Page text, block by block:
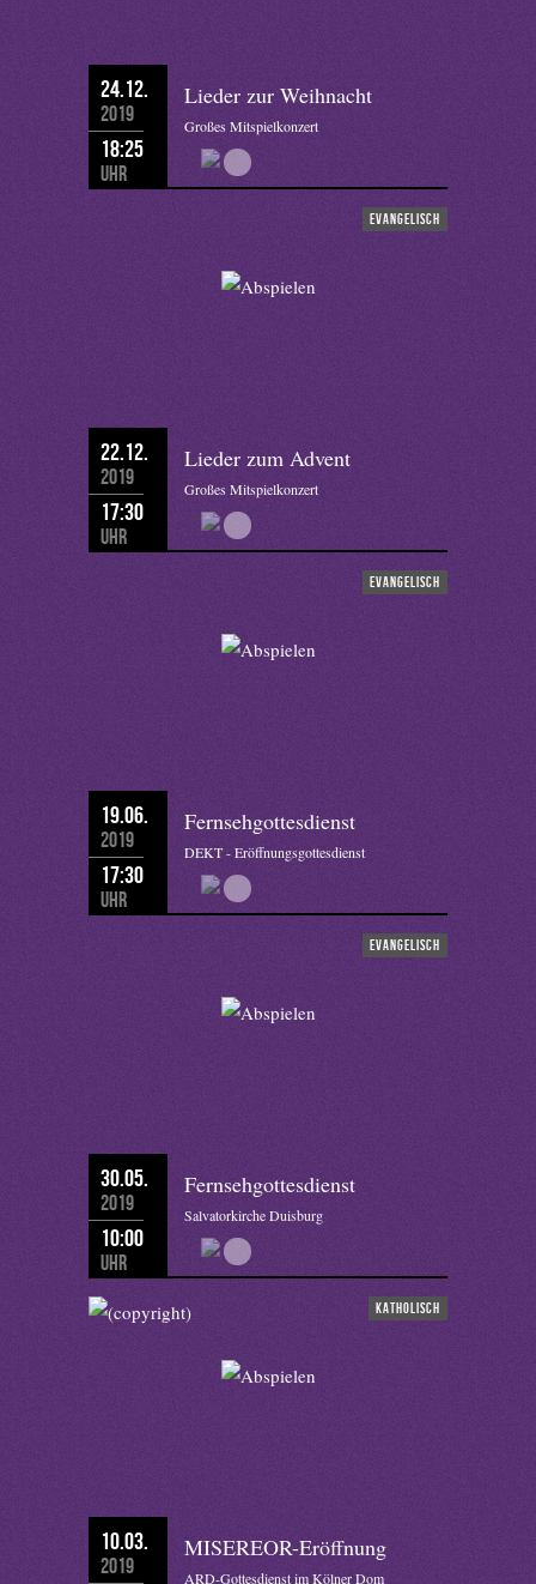
24.12.
2019
18:25
Uhr
Lieder zur Weihnacht
Großes Mitspielkonzert
evangelisch
22.12.
2019
17:30
Uhr
Lieder zum Advent
Großes Mitspielkonzert
evangelisch
19.06.
2019
17:30
Uhr
Fernsehgottesdienst
DEKT - Eröffnungsgottesdienst
evangelisch
30.05.
2019
10:00
Uhr
Fernsehgottesdienst
Salvatorkirche Duisburg
katholisch
10.03.
2019
MISEREOR-Eröffnung
ARD-Gottesdienst im Kölner Dom